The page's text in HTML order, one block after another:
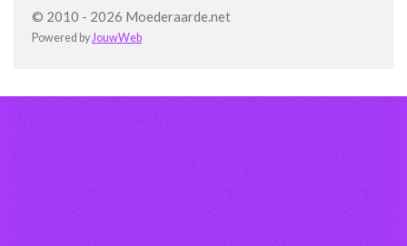
© 2010 - 2026 Moederaarde.net
Powered byJouwWeb